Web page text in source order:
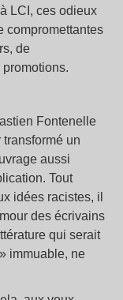
LCI, ces odieux
compromettantes
de
Fontenelle
transformé un
aussi
Tout
idées racistes, il
des écrivains
qui serait
immuable, ne